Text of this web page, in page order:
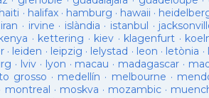
haiti · halifax· hamburg · hawaii ·
iran · irvine · islàndia · istanbul ·
· kettering · kiev · klagenfurt ·
· leiden · leipzig · lelystad · leon · letònia ·
· lviv · lyon · macau · madagascar ·
grosso · medellín · melbourne ·
montreal · moskva · mozambic ·